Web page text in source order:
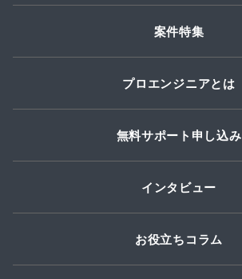
案件特集
プロエンジニアとは
無料サポート申し込み
インタビュー
お役立ちコラム